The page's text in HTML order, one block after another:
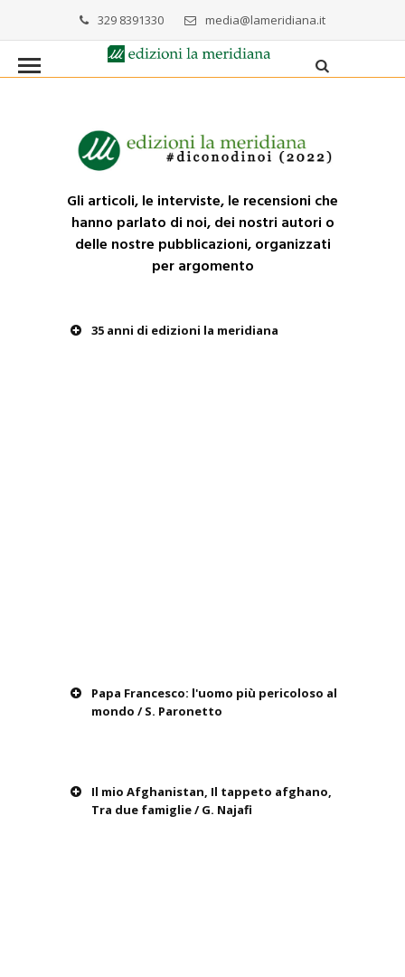
329 8391330 media@lameridiana.it
Gli articoli, le interviste, le recensioni che
hanno parlato di noi, dei nostri autori o
delle nostre pubblicazioni, organizzati
per argomento
35 anni di edizioni la meridiana
Papa Francesco: l'uomo più pericoloso al
mondo / S. Paronetto
Il mio Afghanistan, Il tappeto afghano,
Tra due famiglie / G. Najafi